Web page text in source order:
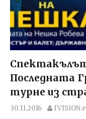
Спектакълът
Последната
турне из
30.11.2016